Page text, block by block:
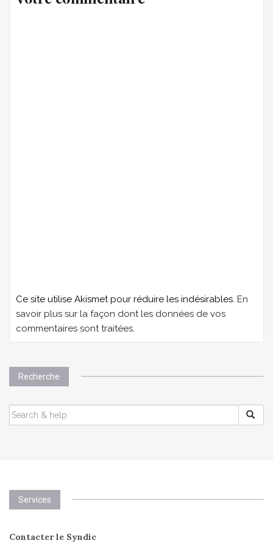
Ce site utilise Akismet pour réduire les indésirables. En
savoir plus sur la façon dont les données de vos
commentaires sont traitées.
Recherche
SEARCH
FOR:
Services
Contacter le Syndic